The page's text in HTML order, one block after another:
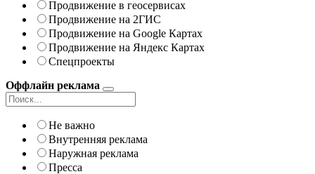
Продвижение в геосервисах
Продвижение на 2ГИС
Продвижение на Google Картах
Продвижение на Яндекс Картах
Спецпроекты
Оффлайн реклама
Не важно
Внутренняя реклама
Наружная реклама
Пресса